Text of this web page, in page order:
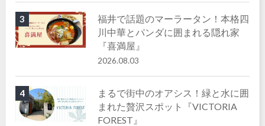
3
福井で話題のマーラータン！本格四
川中華とパンダに囲まれる隠れ家
『喜満屋』
2026.08.03
4
まるで街中のオアシス！緑と水に囲
まれた贅沢スポット『VICTORIA
FOREST』